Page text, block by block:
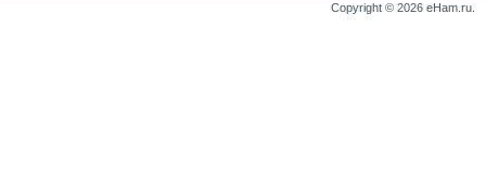
Copyright © 2026 eHam.ru.